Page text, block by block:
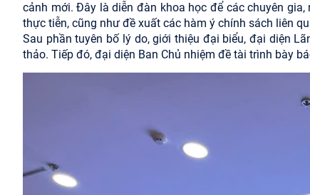
cảnh mới. Đây là diễn đàn khoa học để các chuyên
thực tiễn, cũng như đề xuất các hàm ý chính sách liên
Sau phần tuyên bố lý do, giới thiệu đại biểu, đại diện
thảo. Tiếp đó, đại diện Ban Chủ nhiệm đề tài trình bày